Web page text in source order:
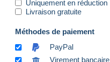
Uniquement en réduction
Livraison gratuite
Méthodes de paiement
PayPal
Virement bancaire